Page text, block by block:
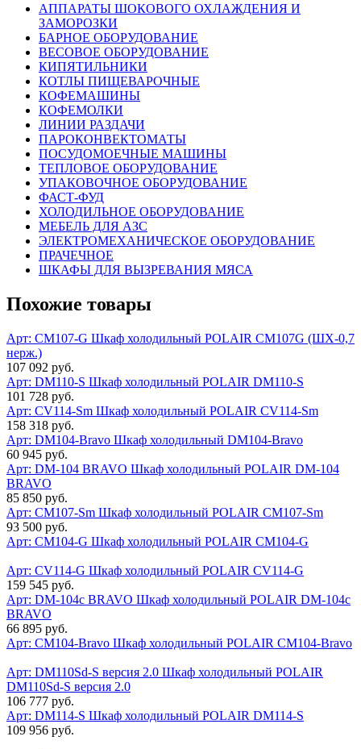
АППАРАТЫ ШОКОВОГО ОХЛАЖДЕНИЯ И
ЗАМОРОЗКИ
БАРНОЕ ОБОРУДОВАНИЕ
ВЕСОВОЕ ОБОРУДОВАНИЕ
КИПЯТИЛЬНИКИ
КОТЛЫ ПИЩЕВАРОЧНЫЕ
КОФЕМАШИНЫ
КОФЕМОЛКИ
ЛИНИИ РАЗДАЧИ
ПАРОКОНВЕКТОМАТЫ
ПОСУДОМОЕЧНЫЕ МАШИНЫ
ТЕПЛОВОЕ ОБОРУДОВАНИЕ
УПАКОВОЧНОЕ ОБОРУДОВАНИЕ
ФАСТ-ФУД
ХОЛОДИЛЬНОЕ ОБОРУДОВАНИЕ
МЕБЕЛЬ ДЛЯ АЗС
ЭЛЕКТРОМЕХАНИЧЕСКОЕ ОБОРУДОВАНИЕ
ПРАЧЕЧНОЕ
ШКАФЫ ДЛЯ ВЫЗРЕВАНИЯ МЯСА
Похожие товары
Арт: CM107-G Шкаф холодильный POLAIR СМ107G (ШХ-0,7
нерж.)
107 092 руб.
Арт: DM110-S Шкаф холодильный POLAIR DM110-S
101 728 руб.
Арт: CV114-Sm Шкаф холодильный POLAIR CV114-Sm
158 318 руб.
Арт: DM104-Bravo Шкаф холодильный DM104-Bravo
60 945 руб.
Арт: DM-104 BRAVO Шкаф холодильный POLAIR DM-104
BRAVO
85 850 руб.
Арт: CM107-Sm Шкаф холодильный POLAIR CM107-Sm
93 500 руб.
Арт: CM104-G Шкаф холодильный POLAIR CM104-G
Арт: CV114-G Шкаф холодильный POLAIR CV114-G
159 545 руб.
Арт: DM-104с BRAVO Шкаф холодильный POLAIR DM-104с
BRAVO
66 895 руб.
Арт: CM104-Bravo Шкаф холодильный POLAIR CM104-Bravo
Арт: DM110Sd-S версия 2.0 Шкаф холодильный POLAIR
DM110Sd-S версия 2.0
106 777 руб.
Арт: DM114-S Шкаф холодильный POLAIR DM114-S
109 956 руб.